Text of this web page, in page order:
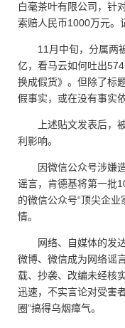
白毫茶叶有限公司，针
索赔人民币1000万元。
11月中旬，分属两
亿，看马云如何吐出
换成假货》。但除了标
假事实，或在没有事实
上述贴文发表后，
利影响。
因微信公众号涉嫌
谣言，肯德基将第一批
的微信公众号“顶尖企
情。
网络、自媒体的发
微博、微信成为网络谣
载、抄袭、改编未经核
迅速，不实言论对受害
圈”搞得乌烟瘴气。